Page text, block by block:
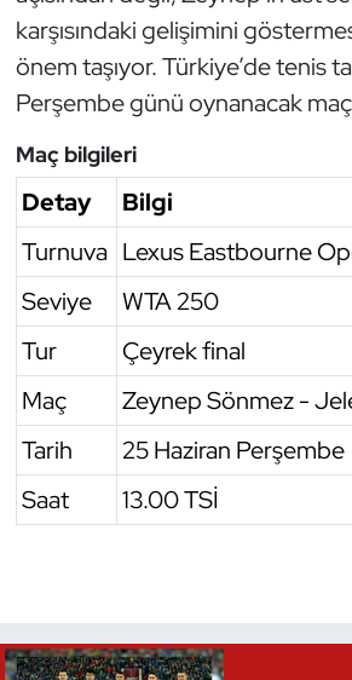
karşısındaki gelişimini
önem taşıyor. Türkiye’de tenis
Perşembe günü oynanacak
Maç bilgileri
Detay
Bilgi
Turnuva Lexus Eastbourne
Seviye
WTA 250
Tur
Çeyrek final
Maç
Zeynep Sönmez -
Tarih
25 Haziran Perşembe
Saat
13.00 TSİ
Triatlon
Voleybol
Vücut Geliştirme Fitness
Wushu Kungfu
Yelken
Yüzme